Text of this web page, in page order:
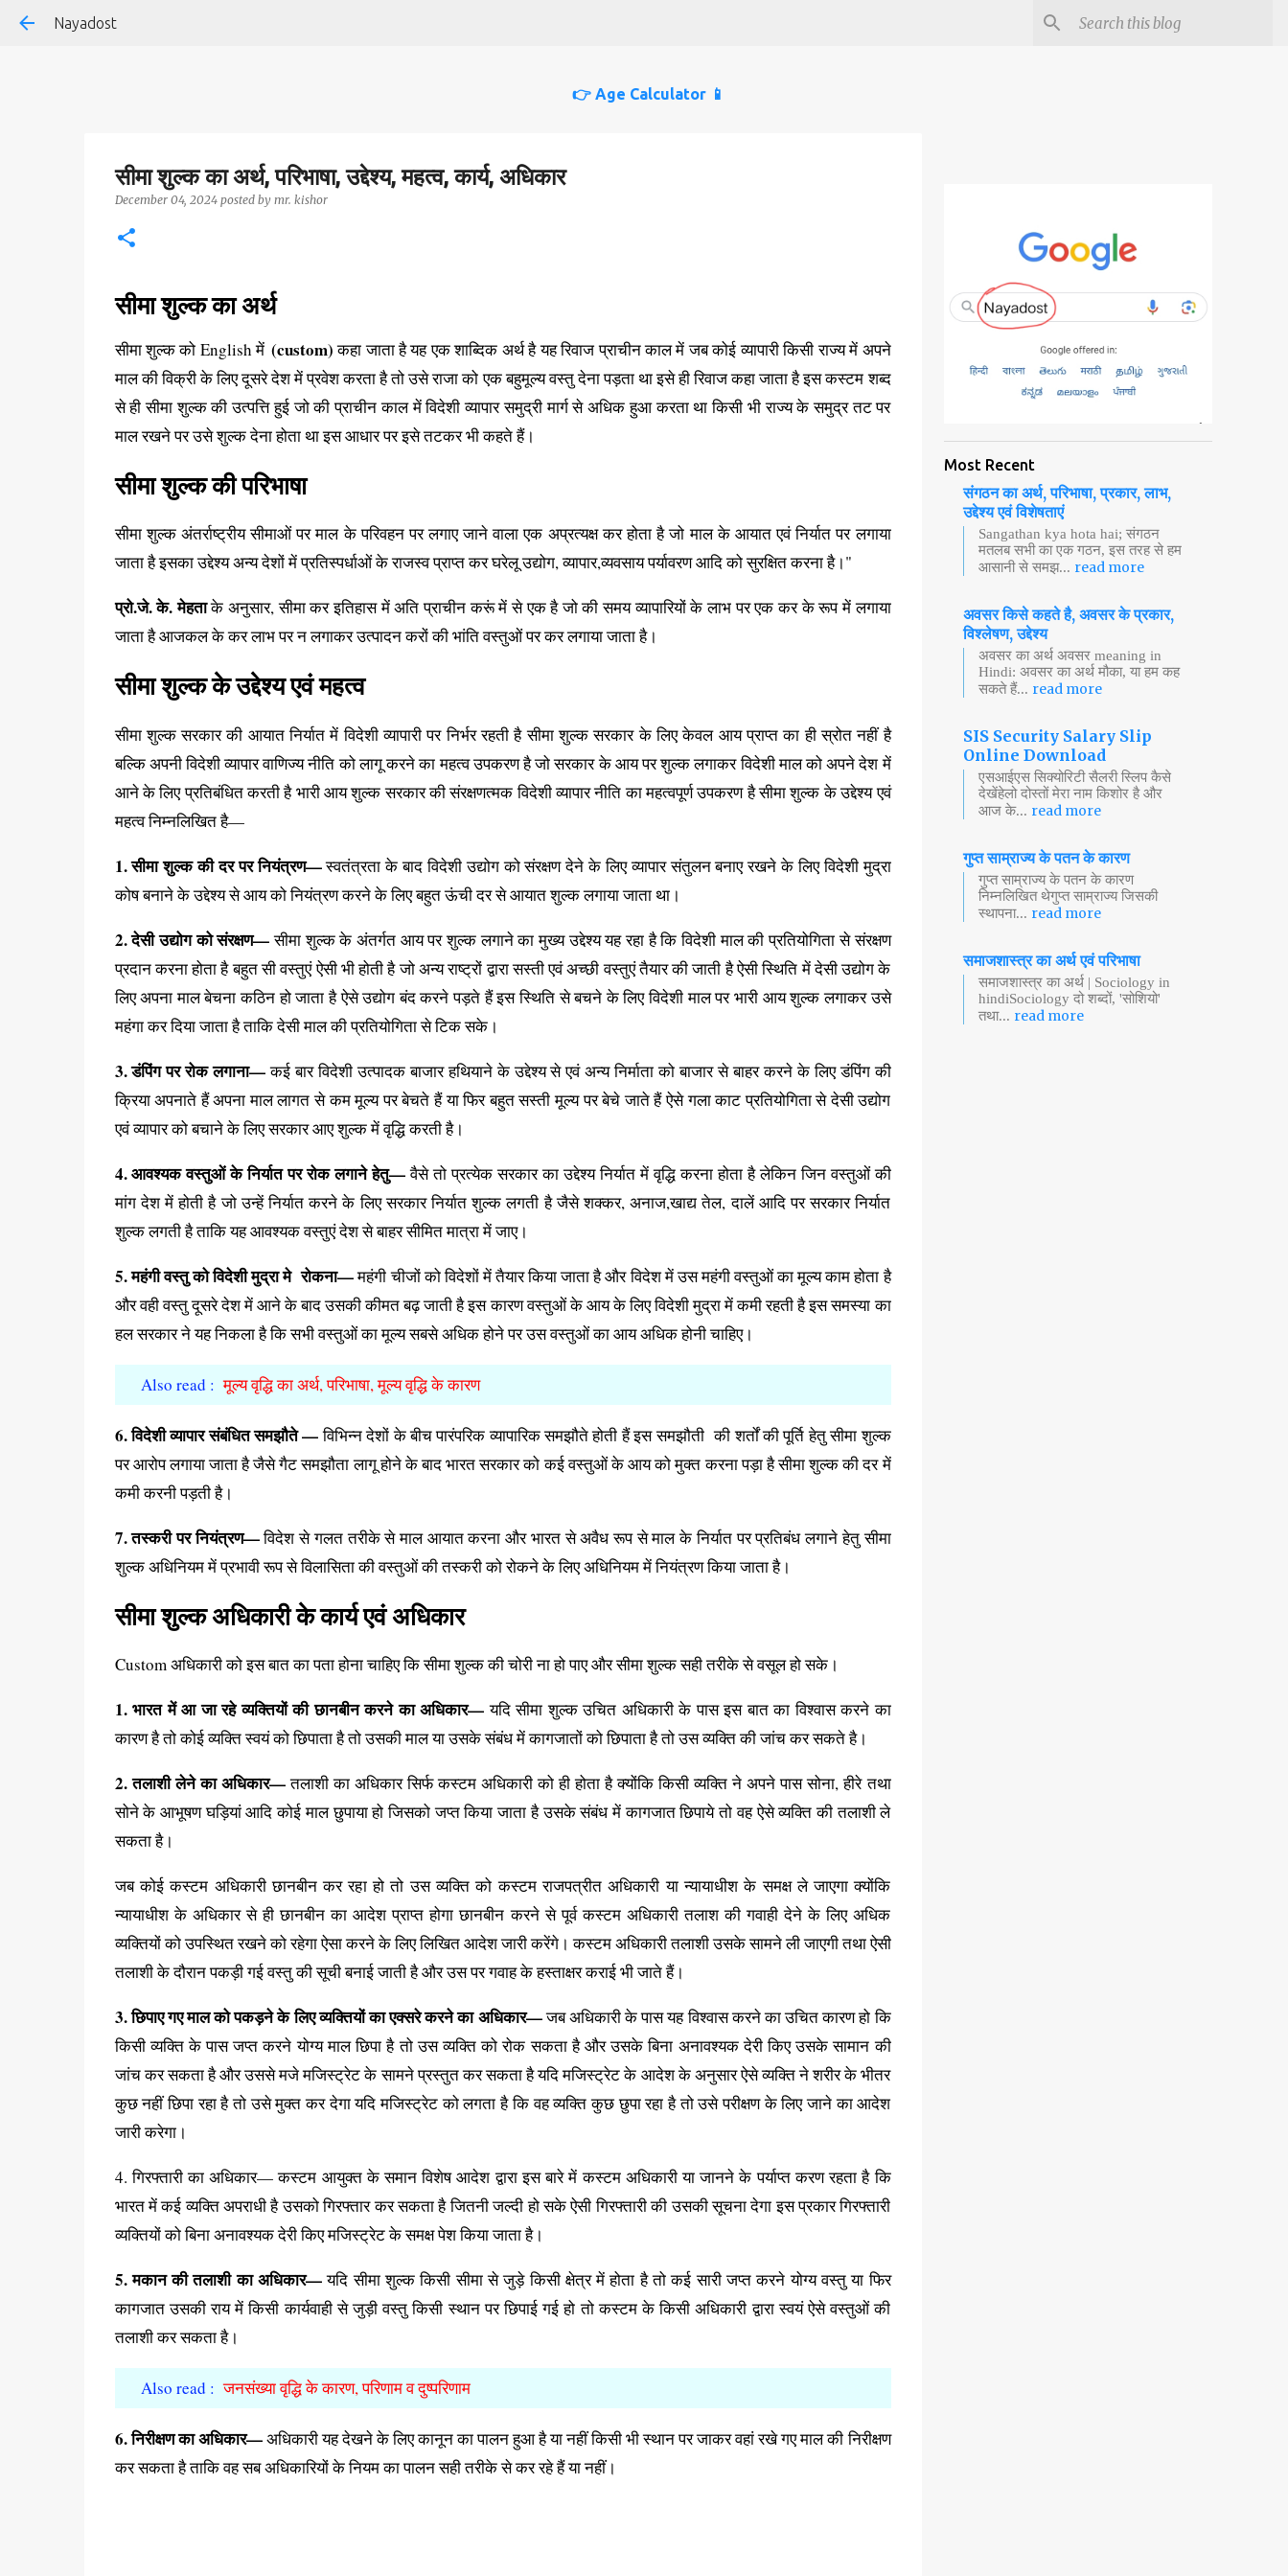
Nayadost
👉 Age Calculator 📱
सीमा शुल्क का अर्थ, परिभाषा, उद्देश्य, महत्व, कार्य, अधिकार
December 04, 2024 posted by mr. kishor
सीमा शुल्क का अर्थ
सीमा शुल्क को English में (custom)कहा जाता है यह एक शाब्दिक अर्थ है यह रिवाज प्राचीन काल में जब कोई व्यापारी किसी राज्य में अपने
माल की विक्री के लिए दूसरे देश में प्रवेश करता है तो उसे राजा को एक बहुमूल्य वस्तु देना पड़ता था इसे ही रिवाज कहा जाता है इस कस्टम शब्द
से ही सीमा शुल्क की उत्पत्ति हुई जो की प्राचीन काल में विदेशी व्यापार समुद्री मार्ग से अधिक हुआ करता था किसी भी राज्य के समुद्र तट पर
माल रखने पर उसे शुल्क देना होता था इस आधार पर इसे तटकर भी कहते हैं।
सीमा शुल्क की परिभाषा
सीमा शुल्क अंतर्राष्ट्रीय सीमाओं पर माल के परिवहन पर लगाए जाने वाला एक अप्रत्यक्ष कर होता है जो माल के आयात एवं निर्यात पर लगाया
जाता है इसका उद्देश्य अन्य देशों में प्रतिस्पर्धाओं के राजस्व प्राप्त कर घरेलू उद्योग, व्यापार,व्यवसाय पर्यावरण आदि को सुरक्षित करना है।"
प्रो.जे. के. मेहताके अनुसार, सीमा कर इतिहास में अति प्राचीन करूं में से एक है जो की समय व्यापारियों के लाभ पर एक कर के रूप में लगाया
जाता है आजकल के कर लाभ पर न लगाकर उत्पादन करों की भांति वस्तुओं पर कर लगाया जाता है।
सीमा शुल्क के उद्देश्य एवं महत्व
सीमा शुल्क सरकार की आयात निर्यात में विदेशी व्यापारी पर निर्भर रहती है सीमा शुल्क सरकार के लिए केवल आय प्राप्त का ही स्रोत नहीं है
बल्कि अपनी विदेशी व्यापार वाणिज्य नीति को लागू करने का महत्व उपकरण है जो सरकार के आय पर शुल्क लगाकर विदेशी माल को अपने देश में
आने के लिए प्रतिबंधित करती है भारी आय शुल्क सरकार की संरक्षणत्मक विदेशी व्यापार नीति का महत्वपूर्ण उपकरण है सीमा शुल्क के उद्देश्य एवं
महत्व निम्नलिखित है—
1. सीमा शुल्क की दर पर नियंत्रण—स्वतंत्रता के बाद विदेशी उद्योग को संरक्षण देने के लिए व्यापार संतुलन बनाए रखने के लिए विदेशी मुद्रा
कोष बनाने के उद्देश्य से आय को नियंत्रण करने के लिए बहुत ऊंची दर से आयात शुल्क लगाया जाता था।
2. देसी उद्योग को संरक्षण—सीमा शुल्क के अंतर्गत आय पर शुल्क लगाने का मुख्य उद्देश्य यह रहा है कि विदेशी माल की प्रतियोगिता से संरक्षण
प्रदान करना होता है बहुत सी वस्तुएं ऐसी भी होती है जो अन्य राष्ट्रों द्वारा सस्ती एवं अच्छी वस्तुएं तैयार की जाती है ऐसी स्थिति में देसी उद्योग के
लिए अपना माल बेचना कठिन हो जाता है ऐसे उद्योग बंद करने पड़ते हैं इस स्थिति से बचने के लिए विदेशी माल पर भारी आय शुल्क लगाकर उसे
महंगा कर दिया जाता है ताकि देसी माल की प्रतियोगिता से टिक सके।
3. डंपिंग पर रोक लगाना—कई बार विदेशी उत्पादक बाजार हथियाने के उद्देश्य से एवं अन्य निर्माता को बाजार से बाहर करने के लिए डंपिंग की
क्रिया अपनाते हैं अपना माल लागत से कम मूल्य पर बेचते हैं या फिर बहुत सस्ती मूल्य पर बेचे जाते हैं ऐसे गला काट प्रतियोगिता से देसी उद्योग
एवं व्यापार को बचाने के लिए सरकार आए शुल्क में वृद्धि करती है।
4. आवश्यक वस्तुओं के निर्यात पर रोक लगाने हेतु—वैसे तो प्रत्येक सरकार का उद्देश्य निर्यात में वृद्धि करना होता है लेकिन जिन वस्तुओं की
मांग देश में होती है जो उन्हें निर्यात करने के लिए सरकार निर्यात शुल्क लगती है जैसे शक्कर, अनाज,खाद्य तेल, दालें आदि पर सरकार निर्यात
शुल्क लगती है ताकि यह आवश्यक वस्तुएं देश से बाहर सीमित मात्रा में जाए।
5. महंगी वस्तु को विदेशी मुद्रा मे रोकना—महंगी चीजों को विदेशों में तैयार किया जाता है और विदेश में उस महंगी वस्तुओं का मूल्य काम होता है
और वही वस्तु दूसरे देश में आने के बाद उसकी कीमत बढ़ जाती है इस कारण वस्तुओं के आय के लिए विदेशी मुद्रा में कमी रहती है इस समस्या का
हल सरकार ने यह निकला है कि सभी वस्तुओं का मूल्य सबसे अधिक होने पर उस वस्तुओं का आय अधिक होनी चाहिए।
Also read : मूल्य वृद्धि का अर्थ, परिभाषा, मूल्य वृद्धि के कारण
6. विदेशी व्यापार संबंधित समझौते —विभिन्न देशों के बीच पारंपरिक व्यापारिक समझौते होती हैं इस समझौती की शर्तों की पूर्ति हेतु सीमा शुल्क
पर आरोप लगाया जाता है जैसे गैट समझौता लागू होने के बाद भारत सरकार को कई वस्तुओं के आय को मुक्त करना पड़ा है सीमा शुल्क की दर में
कमी करनी पड़ती है।
7. तस्करी पर नियंत्रण—विदेश से गलत तरीके से माल आयात करना और भारत से अवैध रूप से माल के निर्यात पर प्रतिबंध लगाने हेतु सीमा
शुल्क अधिनियम में प्रभावी रूप से विलासिता की वस्तुओं की तस्करी को रोकने के लिए अधिनियम में नियंत्रण किया जाता है।
सीमा शुल्क अधिकारी के कार्य एवं अधिकार
Custom अधिकारी को इस बात का पता होना चाहिए कि सीमा शुल्क की चोरी ना हो पाए और सीमा शुल्क सही तरीके से वसूल हो सके।
1. भारत में आ जा रहे व्यक्तियों की छानबीन करने का अधिकार— यदि सीमा शुल्क उचित अधिकारी के पास इस बात का विश्वास करने का
कारण है तो कोई व्यक्ति स्वयं को छिपाता है तो उसकी माल या उसके संबंध में कागजातों को छिपाता है तो उस व्यक्ति की जांच कर सकते है।
2. तलाशी लेने का अधिकार—तलाशी का अधिकार सिर्फ कस्टम अधिकारी को ही होता है क्योंकि किसी व्यक्ति ने अपने पास सोना, हीरे तथा
सोने के आभूषण घड़ियां आदि कोई माल छुपाया हो जिसको जप्त किया जाता है उसके संबंध में कागजात छिपाये तो वह ऐसे व्यक्ति की तलाशी ले
सकता है।
जब कोई कस्टम अधिकारी छानबीन कर रहा हो तो उस व्यक्ति को कस्टम राजपत्रीत अधिकारी या न्यायाधीश के समक्ष ले जाएगा क्योंकि
न्यायाधीश के अधिकार से ही छानबीन का आदेश प्राप्त होगा छानबीन करने से पूर्व कस्टम अधिकारी तलाश की गवाही देने के लिए अधिक
व्यक्तियों को उपस्थित रखने को रहेगा ऐसा करने के लिए लिखित आदेश जारी करेंगे। कस्टम अधिकारी तलाशी उसके सामने ली जाएगी तथा ऐसी
तलाशी के दौरान पकड़ी गई वस्तु की सूची बनाई जाती है और उस पर गवाह के हस्ताक्षर कराई भी जाते हैं।
3. छिपाए गए माल को पकड़ने के लिए व्यक्तियों का एक्सरे करने का अधिकार—जब अधिकारी के पास यह विश्वास करने का उचित कारण हो कि
किसी व्यक्ति के पास जप्त करने योग्य माल छिपा है तो उस व्यक्ति को रोक सकता है और उसके बिना अनावश्यक देरी किए उसके सामान की
जांच कर सकता है और उससे मजे मजिस्ट्रेट के सामने प्रस्तुत कर सकता है यदि मजिस्ट्रेट के आदेश के अनुसार ऐसे व्यक्ति ने शरीर के भीतर
कुछ नहीं छिपा रहा है तो उसे मुक्त कर देगा यदि मजिस्ट्रेट को लगता है कि वह व्यक्ति कुछ छुपा रहा है तो उसे परीक्षण के लिए जाने का आदेश
जारी करेगा।
4. गिरफ्तारी का अधिकार— कस्टम आयुक्त के समान विशेष आदेश द्वारा इस बारे में कस्टम अधिकारी या जानने के पर्याप्त करण रहता है कि
भारत में कई व्यक्ति अपराधी है उसको गिरफ्तार कर सकता है जितनी जल्दी हो सके ऐसी गिरफ्तारी की उसकी सूचना देगा इस प्रकार गिरफ्तारी
व्यक्तियों को बिना अनावश्यक देरी किए मजिस्ट्रेट के समक्ष पेश किया जाता है।
5. मकान की तलाशी का अधिकार—यदि सीमा शुल्क किसी सीमा से जुड़े किसी क्षेत्र में होता है तो कई सारी जप्त करने योग्य वस्तु या फिर
कागजात उसकी राय में किसी कार्यवाही से जुड़ी वस्तु किसी स्थान पर छिपाई गई हो तो कस्टम के किसी अधिकारी द्वारा स्वयं ऐसे वस्तुओं की
तलाशी कर सकता है।
Also read : जनसंख्या वृद्धि के कारण, परिणाम व दुष्परिणाम
6. निरीक्षण का अधिकार—अधिकारी यह देखने के लिए कानून का पालन हुआ है या नहीं किसी भी स्थान पर जाकर वहां रखे गए माल की निरीक्षण
कर सकता है ताकि वह सब अधिकारियों के नियम का पालन सही तरीके से कर रहे हैं या नहीं।
Most Recent
संगठन का अर्थ, परिभाषा, प्रकार, लाभ,
उद्देश्य एवं विशेषताएं
Sangathan kya hota hai; संगठन
मतलब सभी का एक गठन, इस तरह से हम
आसानी से समझ... read more
अवसर किसे कहते है, अवसर के प्रकार,
विश्लेषण, उद्देश्य
अवसर का अर्थ अवसर meaning in
Hindi: अवसर का अर्थ मौका, या हम कह
सकते हैं... read more
SIS Security Salary Slip
Online Download
एसआईएस सिक्योरिटी सैलरी स्लिप कैसे
देखेंहेलो दोस्तों मेरा नाम किशोर है और
आज के... read more
गुप्त साम्राज्य के पतन के कारण
गुप्त साम्राज्य के पतन के कारण
निम्नलिखित थेगुप्त साम्राज्य जिसकी
स्थापना... read more
समाजशास्त्र का अर्थ एवं परिभाषा
समाजशास्त्र का अर्थ | Sociology in
hindiSociology दो शब्दों, 'सोशियो'
तथा... read more